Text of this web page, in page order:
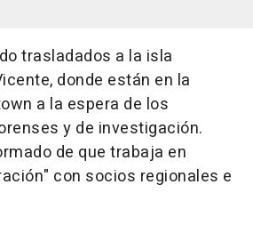
trasladados a la isla
donde están en la
a la espera de los
y de investigación.
de que trabaja en
con socios regionales e